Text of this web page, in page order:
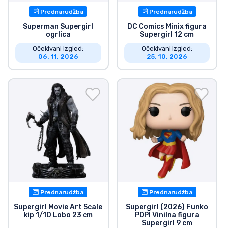
Prednarudžba
Superman Supergirl
ogrlica
Očekivani izgled:
06. 11. 2026
Prednarudžba
DC Comics Minix figura
Supergirl 12 cm
Očekivani izgled:
25. 10. 2026
Prednarudžba
Supergirl Movie Art Scale
kip 1/10 Lobo 23 cm
Prednarudžba
Supergirl (2026) Funko
POP! Vinilna figura
Supergirl 9 cm